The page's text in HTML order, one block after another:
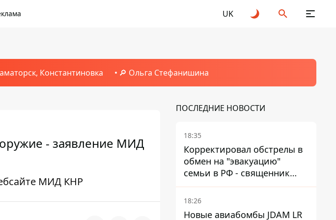
UK
Константиновка 🔎 Ольга Стефанишина
- заявление МИД
МИД КНР
ПОСЛЕДНИЕ НОВОСТИ
18:35
Корректировал обстрелы в
обмен на "эвакуацию"
семьи в РФ - священник
УПЦ МП получил 15 лет
тюрьмы
18:26
Новые авиабомбы JDAM LR